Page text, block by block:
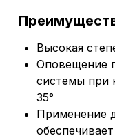
Высокая
Оповещение
системы при
35°
Применение